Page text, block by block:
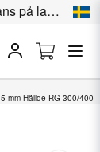
lagervara
mm Hällde RG-300/400